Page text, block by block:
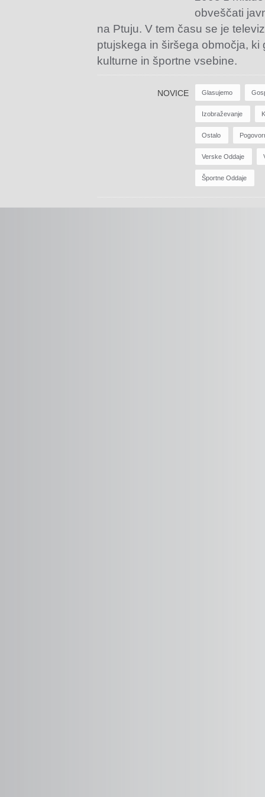
obveščati
na Ptuju. V tem času se je
ptujskega in širšega območja,
kulturne in športne vsebine.
NOVICE Glasujemo
Izobraževanje
Ostalo
Verske Oddaje
Športne Oddaje